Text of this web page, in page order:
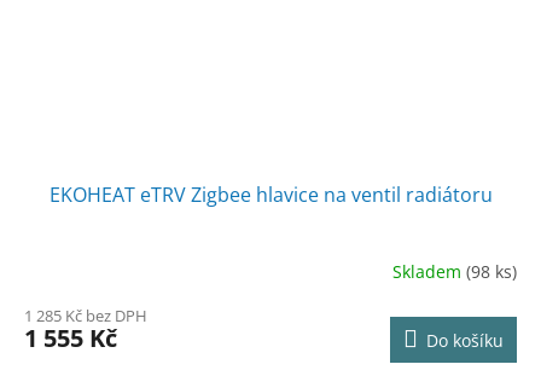
EKOHEAT eTRV Zigbee hlavice na ventil radiátoru
Skladem (98 ks)
1 285 Kč bez DPH
1 555 Kč Do košíku